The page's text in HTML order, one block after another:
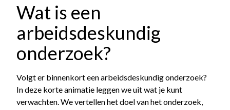
Wat is een
arbeidsdeskundig
onderzoek?
Volgt er binnenkort een arbeidsdeskundig onderzoek?
In deze korte animatie leggen we uit wat je kunt
verwachten. We vertellen het doel van het onderzoek,